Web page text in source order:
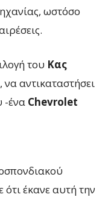
ωστόσο
του Κας
αντικαταστήσει
-ένα Chevrolet
έκανε αυτή την